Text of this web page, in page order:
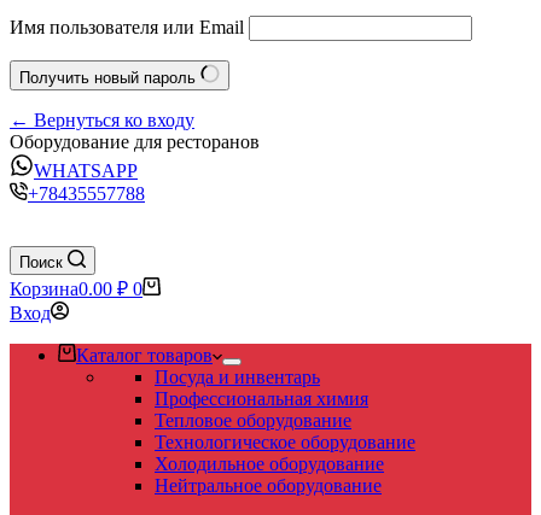
Имя пользователя или Email
Получить новый пароль
← Вернуться ко входу
Оборудование для ресторанов
WHATSAPP
+78435557788
Поиск
Корзина0.00 ₽ 0
Вход
Каталог товаров
Посуда и инвентарь
Профессиональная химия
Тепловое оборудование
Технологическое оборудование
Холодильное оборудование
Нейтральное оборудование